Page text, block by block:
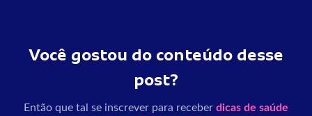
Você gostou do conteúdo desse
post?
Então que tal se inscrever para receber dicas de saúde